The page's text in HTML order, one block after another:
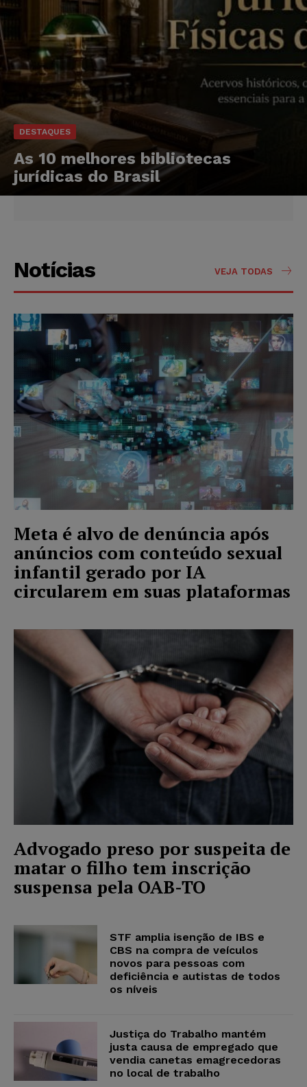
DESTAQUES
As 10 melhores bibliotecas
jurídicas do Brasil
Notícias VEJA TODAS
Meta é alvo de denúncia após
anúncios com conteúdo sexual
infantil gerado por IA
circularem em suas plataformas
Advogado preso por suspeita de
matar o filho tem inscrição
suspensa pela OAB-TO
STF amplia isenção de IBS e
CBS na compra de veículos
novos para pessoas com
deficiência e autistas de todos
os níveis
Justiça do Trabalho mantém
justa causa de empregado que
vendia canetas emagrecedoras
no local de trabalho